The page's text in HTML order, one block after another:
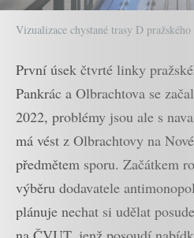
Vizualizace chystané trasy D
První úsek čtvrté linky
Pankrác a Olbrachtova se
2022, problémy jsou ale s
má vést z Olbrachtovy na
předmětem sporu. Začátkem
výběru dodavatele
plánuje nechat si udělat